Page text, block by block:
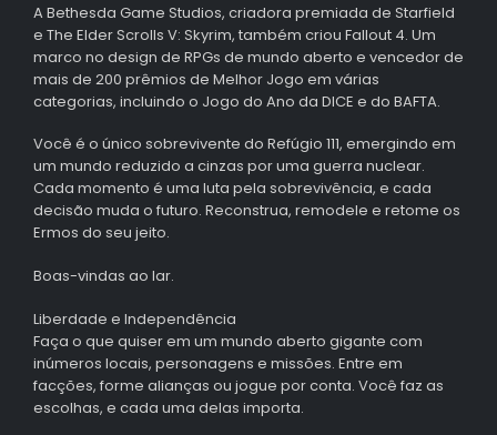
A Bethesda Game Studios, criadora premiada de Starfield
e The Elder Scrolls V: Skyrim, também criou Fallout 4. Um
marco no design de RPGs de mundo aberto e vencedor de
mais de 200 prêmios de Melhor Jogo em várias
categorias, incluindo o Jogo do Ano da DICE e do BAFTA.
Você é o único sobrevivente do Refúgio 111, emergindo em
um mundo reduzido a cinzas por uma guerra nuclear.
Cada momento é uma luta pela sobrevivência, e cada
decisão muda o futuro. Reconstrua, remodele e retome os
Ermos do seu jeito.
Boas-vindas ao lar.
Liberdade e Independência
Faça o que quiser em um mundo aberto gigante com
inúmeros locais, personagens e missões. Entre em
facções, forme alianças ou jogue por conta. Você faz as
escolhas, e cada uma delas importa.